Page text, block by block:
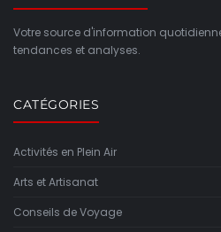
Votre source d'information
tendances et analyses.
CATÉGORIES
Activités en Plein Air
Arts et Artisanat
Conseils de Voyage